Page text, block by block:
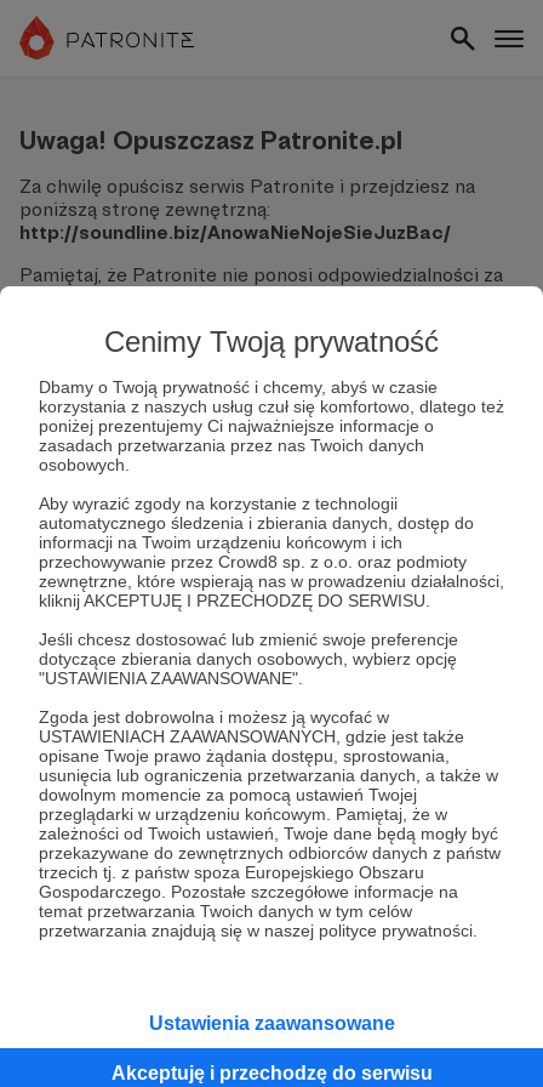
Cenimy Twoją prywatność
Dbamy o Twoją prywatność i chcemy, abyś w czasie
korzystania z naszych usług czuł się komfortowo, dlatego też
poniżej prezentujemy Ci najważniejsze informacje o
zasadach przetwarzania przez nas Twoich danych
osobowych.
Aby wyrazić zgody na korzystanie z technologii
automatycznego śledzenia i zbierania danych, dostęp do
informacji na Twoim urządzeniu końcowym i ich
przechowywanie przez Crowd8 sp. z o.o. oraz podmioty
zewnętrzne, które wspierają nas w prowadzeniu działalności,
kliknij AKCEPTUJĘ I PRZECHODZĘ DO SERWISU.
Jeśli chcesz dostosować lub zmienić swoje preferencje
dotyczące zbierania danych osobowych, wybierz opcję
"USTAWIENIA ZAAWANSOWANE".
Zgoda jest dobrowolna i możesz ją wycofać w
USTAWIENIACH ZAAWANSOWANYCH, gdzie jest także
opisane Twoje prawo żądania dostępu, sprostowania,
usunięcia lub ograniczenia przetwarzania danych, a także w
dowolnym momencie za pomocą ustawień Twojej
przeglądarki w urządzeniu końcowym. Pamiętaj, że w
zależności od Twoich ustawień, Twoje dane będą mogły być
przekazywane do zewnętrznych odbiorców danych z państw
trzecich tj. z państw spoza Europejskiego Obszaru
Gospodarczego. Pozostałe szczegółowe informacje na
temat przetwarzania Twoich danych w tym celów
przetwarzania znajdują się w naszej polityce prywatności.
Ustawienia zaawansowane
Akceptuję i przechodzę do serwisu
Uwaga! Opuszczasz Patronite.pl
Za chwilę opuścisz serwis Patronite i przejdziesz na
poniższą stronę zewnętrzną:
http://soundline.biz/AnowaNieNojeSieJuzBac/
Pamiętaj, że Patronite nie ponosi odpowiedzialności za
Nie podawaj swoich danych logowania ani informacji
finansowych na podjerzanych stronach.
Sprawdź dokładnie adres URL, zanim klikniesz przycisk
"Tak, przejdź do strony".
Jeśli masz wątpliwości, wróć do Patronite i zweryfikuj
link.
Czy na pewno chcesz kontynuować?
Tak, przejdź do strony
Kategorie
O Patronite
Dodatkowe produkty
Pomoc
RegulaminPolityka prywatnościPatronite Commons
Unia Europejska